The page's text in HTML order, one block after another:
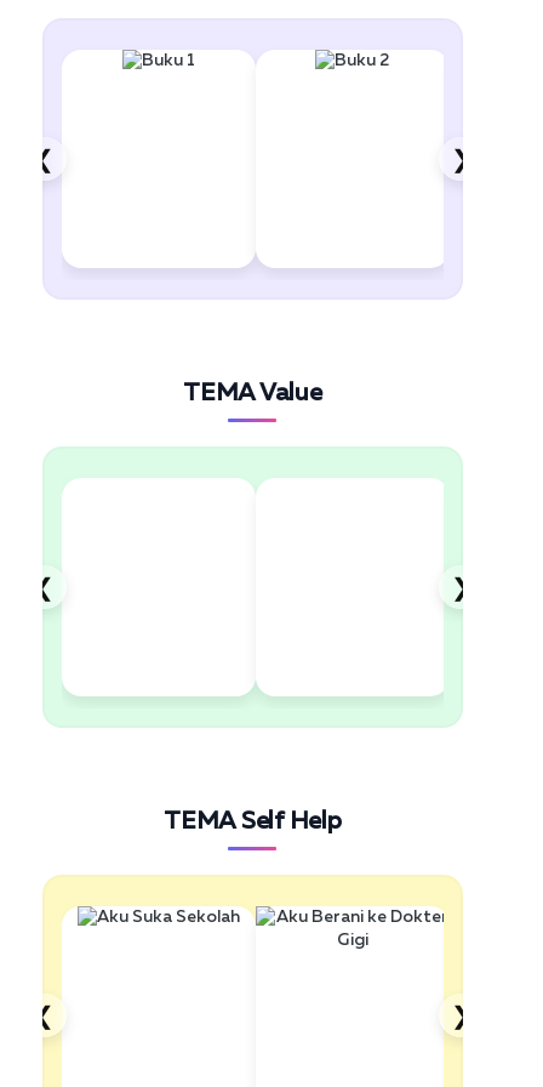
❮ ❯
TEMA Value
❮ ❯
TEMA Self Help
❮ ❯